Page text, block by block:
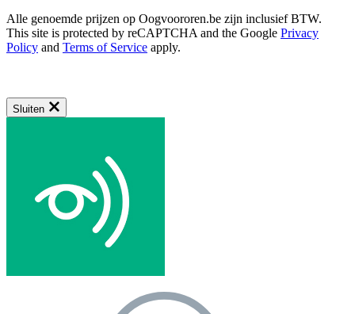
Alle genoemde prijzen op Oogvoororen.be zijn inclusief BTW.
This site is protected by reCAPTCHA and the Google Privacy
Policy and Terms of Service apply.
Sluiten